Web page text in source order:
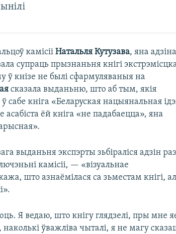
камісііНатальля Кутузава, яна
супраць прызнаньня кнігі
ў кнізе не былі сфармуляваныя на
сказала выданьню, што аб тым, якія
кніга «Беларуская нацыянальная
ёй кніга «не падабаецца», яна
выданьня экспэрты зьбіраліся адзін
камісіі, — «візуальнае
што азнаёмілася са зьместам кнігі,
Я ведаю, што кнігу глядзелі, пры мне
ўважліва чыталі, я не магу